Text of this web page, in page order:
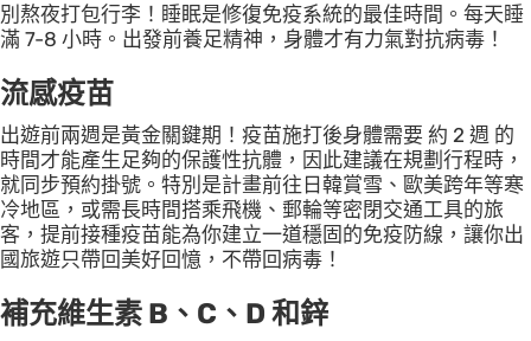
別熬夜打包行李！睡眠是修復免疫系統的最佳時間。每天睡
滿 7-8 小時。出發前養足精神，身體才有力氣對抗病毒！
流感疫苗
出遊前兩週是黃金關鍵期！疫苗施打後身體需要 約 2 週 的
時間才能產生足夠的保護性抗體，因此建議在規劃行程時，
就同步預約掛號。特別是計畫前往日韓賞雪、歐美跨年等寒
冷地區，或需長時間搭乘飛機、郵輪等密閉交通工具的旅
客，提前接種疫苗能為你建立一道穩固的免疫防線，讓你出
國旅遊只帶回美好回憶，不帶回病毒！
補充維生素 B、C、D 和鋅